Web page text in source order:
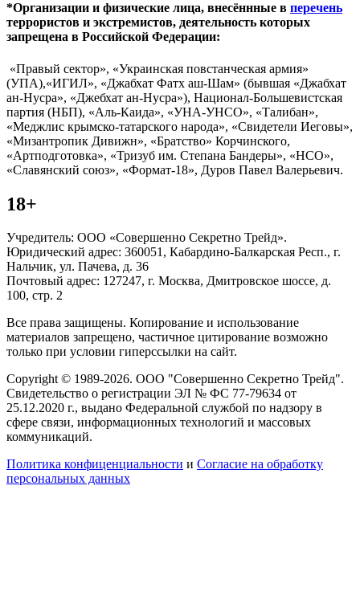
*Организации и физические лица, внесённные в перечень
террористов и экстремистов, деятельность которых
запрещена в Российской Федерации:
«Правый сектор», «Украинская повстанческая армия»
(УПА),«ИГИЛ», «Джабхат Фатх аш-Шам» (бывшая «Джабхат
ан-Нусра», «Джебхат ан-Нусра»), Национал-Большевистская
партия (НБП), «Аль-Каида», «УНА-УНСО», «Талибан»,
«Меджлис крымско-татарского народа», «Свидетели Иеговы»,
«Мизантропик Дивижн», «Братство» Корчинского,
«Артподготовка», «Тризуб им. Степана Бандеры», «НСО»,
«Славянский союз», «Формат-18», Дуров Павел Валерьевич.
18+
Учредитель: ООО «Совершенно Секретно Трейд».
Юридический адрес: 360051, Кабардино-Балкарская Респ., г.
Нальчик, ул. Пачева, д. 36
Почтовый адрес: 127247, г. Москва, Дмитровское шоссе, д.
100, стр. 2
Все права защищены. Копирование и использование
материалов запрещено, частичное цитирование возможно
только при условии гиперссылки на сайт.
Copyright © 1989-2026. ООО "Совершенно Секретно Трейд".
Свидетельство о регистрации ЭЛ № ФС 77-79634 от
25.12.2020 г., выдано Федеральной службой по надзору в
сфере связи, информационных технологий и массовых
коммуникаций.
Политика конфиценциальности и Согласие на обработку
персональных данных